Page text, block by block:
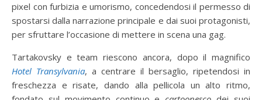
pixel con furbizia e umorismo, concedendosi il permesso di
spostarsi dalla narrazione principale e dai suoi protagonisti,
per sfruttare l’occasione di mettere in scena una gag.
Tartakovsky e team riescono ancora, dopo il magnifico
Hotel Transylvania, a centrare il bersaglio, ripetendosi in
freschezza e risate, dando alla pellicola un alto ritmo,